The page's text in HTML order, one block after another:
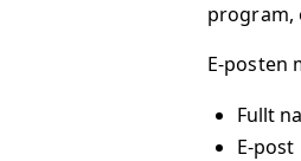
program,
E-posten
Fullt
E-post